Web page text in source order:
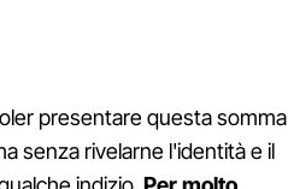
presentare questa somma
senza rivelarne l'identità e il